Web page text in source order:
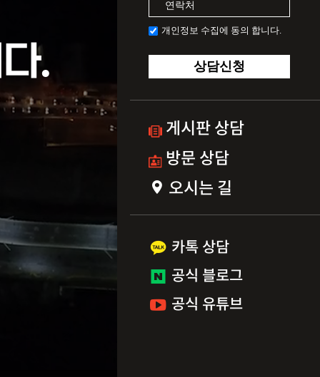
개인정보 수집에 동의 합니다.
상담신청
게시판 상담
방문 상담
오시는 길
카톡 상담
공식 블로그
공식 유튜브
.